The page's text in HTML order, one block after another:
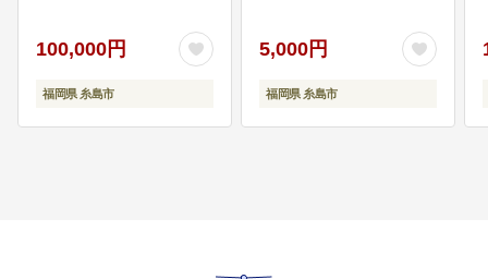
100,000円
福岡県 糸島市
5,000円
福岡県 糸島市